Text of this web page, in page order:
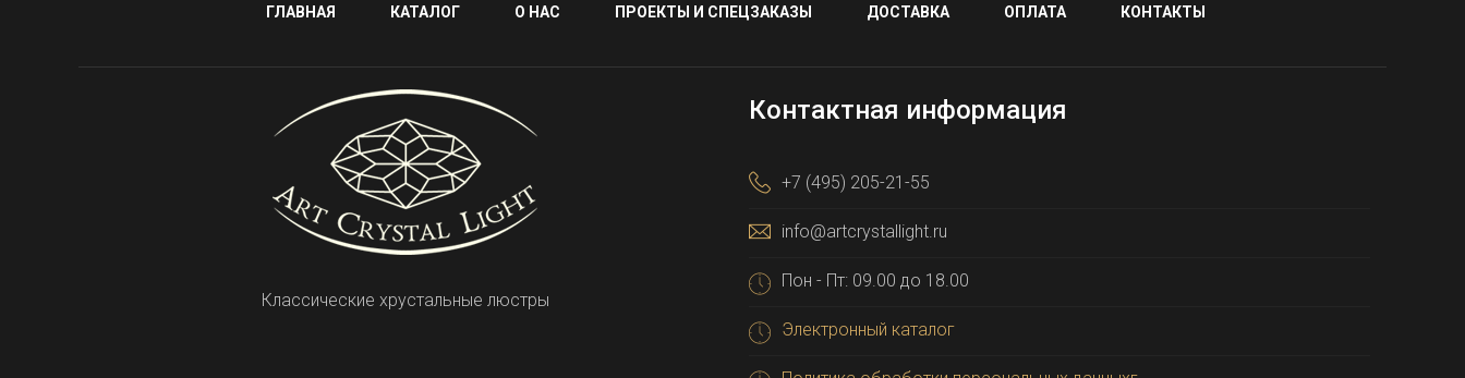
ГЛАВНАЯ КАТАЛОГ О НАС ПРОЕКТЫ И СПЕЦЗАКАЗЫ ДОСТАВКА ОПЛАТА КОНТАКТЫ
Классические хрустальные люстры
Контактная информация
+7 (495) 205-21-55
info@artcrystallight.ru
Пон - Пт: 09.00 до 18.00
Электронный каталог